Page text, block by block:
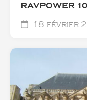
RAVPOWER
18 février